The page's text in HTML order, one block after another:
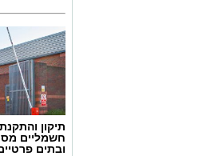
תיקון
חשמליים
ובתים